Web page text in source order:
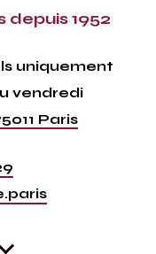
depuis 1952
uniquement
vendredi
Paris